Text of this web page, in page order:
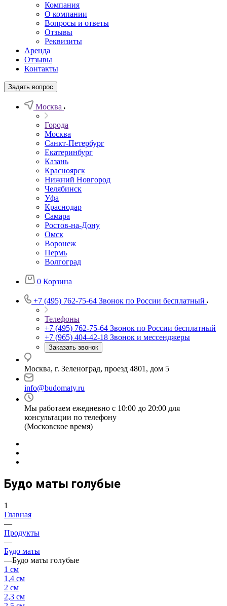
Компания
О компании
Вопросы и ответы
Отзывы
Реквизиты
Аренда
Отзывы
Контакты
Задать вопрос
Москва
Города
Москва
Санкт-Петербург
Екатеринбург
Казань
Красноярск
Нижний Новгород
Челябинск
Уфа
Краснодар
Самара
Ростов-на-Дону
Омск
Воронеж
Пермь
Волгоград
0 Корзина
+7 (495) 762-75-64 Звонок по России бесплатный
Телефоны
+7 (495) 762-75-64 Звонок по России бесплатный
+7 (965) 404-42-18 Звонок и мессенджеры
Заказать звонок
Москва, г. Зеленоград, проезд 4801, дом 5
info@budomaty.ru
Мы работаем ежедневно с 10:00 до 20:00 для
консультации по телефону
(Московское время)
Будо маты голубые
1
Главная
—
Продукты
—
Будо маты
—Будо маты голубые
1 см
1,4 см
2 см
2,3 см